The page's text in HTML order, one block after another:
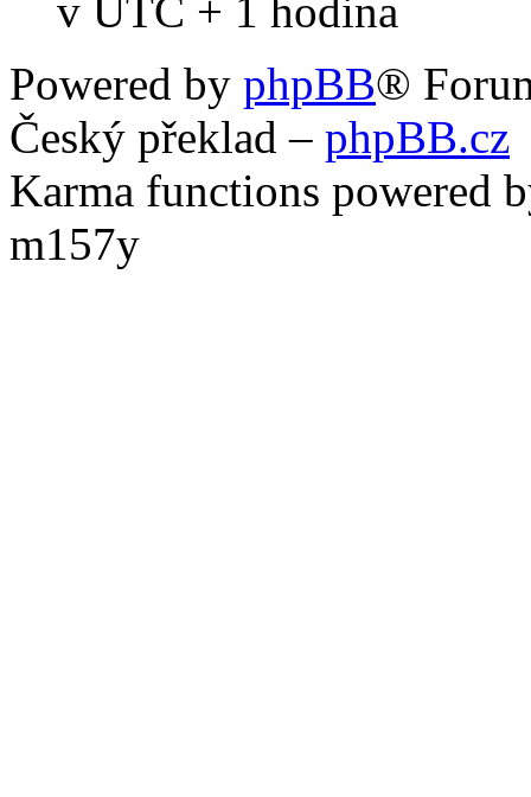
v UTC + 1 hodina
Powered by phpBB®
Český překlad – phpBB.cz
Karma functions powered
m157y